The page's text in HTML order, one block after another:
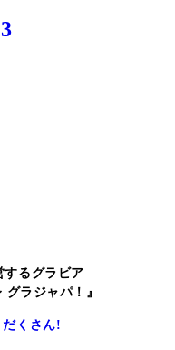
するグラビア
ラジャパ！』
だくさん!